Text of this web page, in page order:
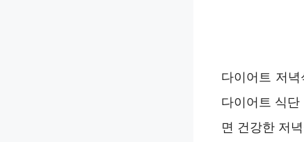
다이어트 저
다이어트 식
면 건강한 저